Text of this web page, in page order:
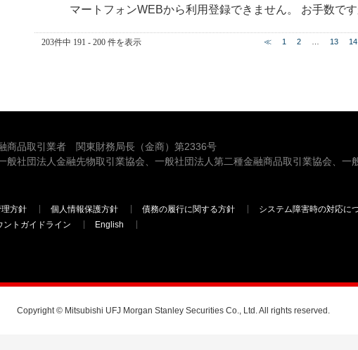
マートフォンWEBから利用登録できません。 お手数で
203件中 191 - 200 件を表示 ≪ 1 2 13 14
商品取引業者 関東財務局長（金商）第2336号
社団法人金融先物取引業協会、一般社団法人第二種金融商品取引業協会、一
方針 個人情報保護方針 債務の履行に関する方針 システム障害時の対応に
ントガイドライン English
Copyright © Mitsubishi UFJ Morgan Stanley Securities Co., Ltd. All rights reserved.